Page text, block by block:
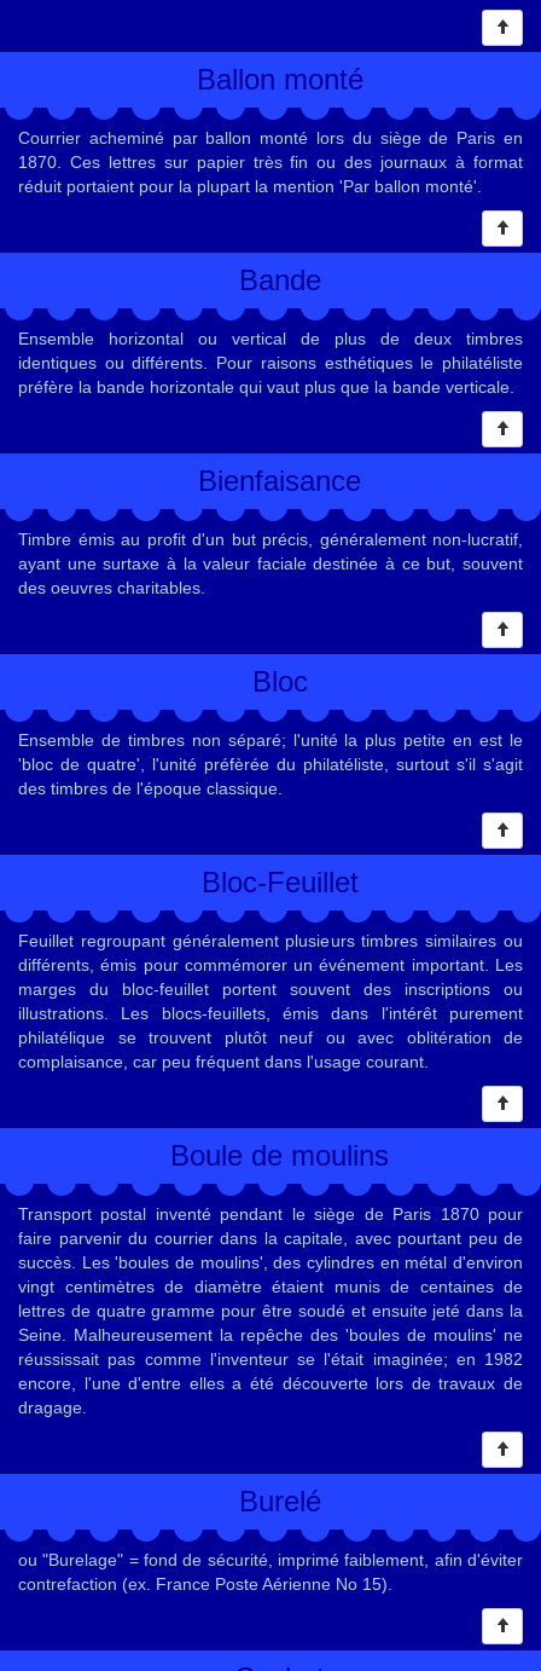
Ballon monté
Courrier acheminé par ballon monté lors du siège de Paris en
1870. Ces lettres sur papier très fin ou des journaux à format
réduit portaient pour la plupart la mention 'Par ballon monté'.
Bande
Ensemble horizontal ou vertical de plus de deux timbres
identiques ou différents. Pour raisons esthétiques le philatéliste
préfère la bande horizontale qui vaut plus que la bande verticale.
Bienfaisance
Timbre émis au profit d'un but précis, généralement non-lucratif,
ayant une surtaxe à la valeur faciale destinée à ce but, souvent
des oeuvres charitables.
Bloc
Ensemble de timbres non séparé; l'unité la plus petite en est le
'bloc de quatre', l'unité préfèrée du philatéliste, surtout s'il s'agit
des timbres de l'époque classique.
Bloc-Feuillet
Feuillet regroupant généralement plusieurs timbres similaires ou
différents, émis pour commémorer un événement important. Les
marges du bloc-feuillet portent souvent des inscriptions ou
illustrations. Les blocs-feuillets, émis dans l'intérêt purement
philatélique se trouvent plutôt neuf ou avec oblitération de
complaisance, car peu fréquent dans l'usage courant.
Boule de moulins
Transport postal inventé pendant le siège de Paris 1870 pour
faire parvenir du courrier dans la capitale, avec pourtant peu de
succès. Les 'boules de moulins', des cylindres en métal d'environ
vingt centimètres de diamètre étaient munis de centaines de
lettres de quatre gramme pour être soudé et ensuite jeté dans la
Seine. Malheureusement la repêche des 'boules de moulins' ne
réussissait pas comme l'inventeur se l'était imaginée; en 1982
encore, l'une d'entre elles a été découverte lors de travaux de
dragage.
Burelé
ou "Burelage" = fond de sécurité, imprimé faiblement, afin d'éviter
contrefaction (ex. France Poste Aérienne No 15).